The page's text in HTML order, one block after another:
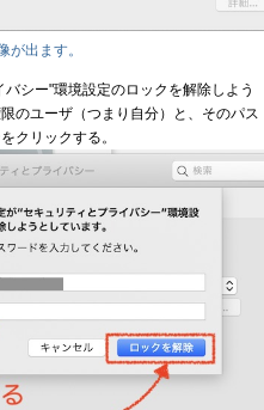
出ます。
シー"環境設定のロックを解除しよう
のユーザ（つまり自分）と、そのパス
クリックする。